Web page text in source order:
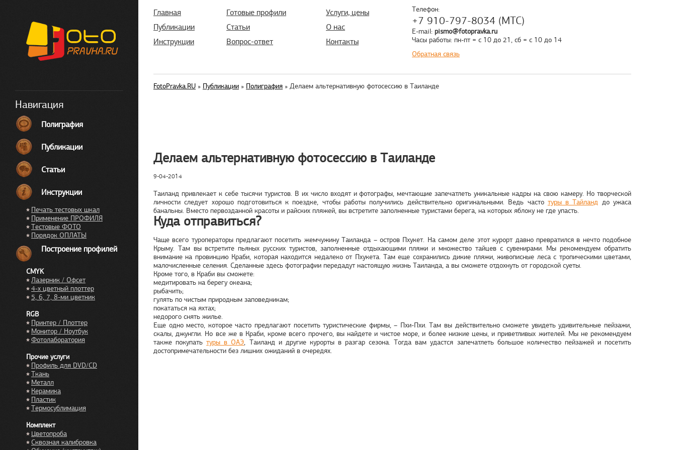
Навигация
Полиграфия
Публикации
Статьи
Инструкции
Печать тестовых шкал
Применение ПРОФИЛЯ
Тестовые ФОТО
Порядок ОПЛАТЫ
Построение профилей
CMYK
Лазерник / Офсет
4-х цветный плоттер
5, 6, 7, 8-ми цветник
RGB
Принтер / Плоттер
Монитор / Ноутбук
Фотолаборатория
Прочие услуги
Профиль для DVD/CD
Ткань
Металл
Керамика
Пластик
Термосублимация
Комплект
Цветопроба
Сквозная калибровка
Главная
Публикации
Инструкции
Готовые профили
Статьи
Вопрос-ответ
Услуги, цены
О нас
Контакты
Телефон:
+7 910-797-8034 (МТС)
E-mail: pismo@fotopravka.ru
Часы работы: пн-пт = с 10 до 21, сб = с 10 до 14
Обратная связь
FotoPravka.RU » Публикации » Полиграфия » Делаем альтернативную фотосессию в Таиланде
Делаем альтернативную фотосессию в Таиланде
9-04-2014
Таиланд привлекает к себе тысячи туристов. В их число входят и фотографы, мечтающие запечатлеть уникальные кадры на свою камеру. Но творческой
личности следует хорошо подготовиться к поездке, чтобы работы получились действительно оригинальными. Ведь часто туры в Тайланд до ужаса
банальны. Вместо первозданной красоты и райских пляжей, вы встретите заполненные туристами берега, на которых яблоку не где упасть.
Куда отправиться?
Чаще всего туроператоры предлагают посетить жемчужину Таиланда – остров Пхукет. На самом деле этот курорт давно превратился в нечто подобное
Крыму. Там вы встретите пьяных русских туристов, заполненные отдыхающими пляжи и множество тайцев с сувенирами. Мы рекомендуем обратить
внимание на провинцию Краби, которая находится недалеко от Пхукета. Там еще сохранились дикие пляжи, живописные леса с тропическими цветами,
малочисленные селения. Сделанные здесь фотографии передадут настоящую жизнь Таиланда, а вы сможете отдохнуть от городской суеты.
Кроме того, в Краби вы сможете:
медитировать на берегу океана;
рыбачить;
гулять по чистым природным заповедникам;
покататься на яхтах;
недорого снять жилье.
Еще одно место, которое часто предлагают посетить туристические фирмы, – Пхи-Пхи. Там вы действительно сможете увидеть удивительные пейзажи,
скалы, джунгли. Но все же в Краби, кроме всего прочего, вы найдете и чистое море, и более низкие цены, и приветливых жителей. Мы не рекомендуем
также покупатьтуры в ОАЭ, Таиланд и другие курорты в разгар сезона. Тогда вам удастся запечатлеть большое количество пейзажей и посетить
достопримечательности без лишних ожиданий в очередях.